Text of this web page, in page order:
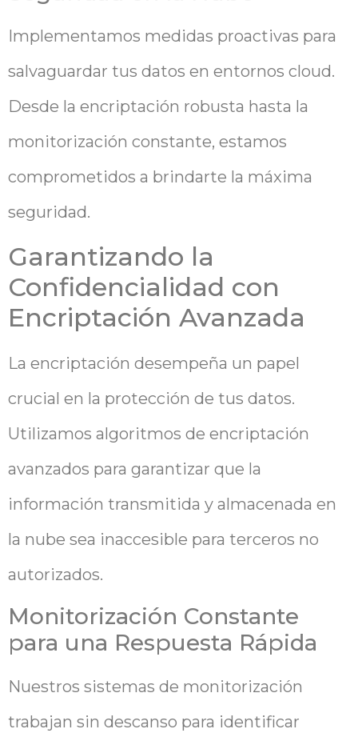
Implementamos medidas proactivas para
salvaguardar tus datos en entornos cloud.
Desde la encriptación robusta hasta la
monitorización constante, estamos
comprometidos a brindarte la máxima
seguridad.
Garantizando la
Confidencialidad con
Encriptación Avanzada
La encriptación desempeña un papel
crucial en la protección de tus datos.
Utilizamos algoritmos de encriptación
avanzados para garantizar que la
información transmitida y almacenada en
la nube sea inaccesible para terceros no
autorizados.
Monitorización Constante
para una Respuesta Rápida
Nuestros sistemas de monitorización
trabajan sin descanso para identificar